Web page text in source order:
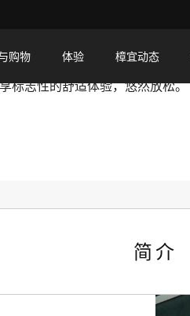
购物 体验 樟宜动态
标志性的舒适体验，悠然放松。
简介